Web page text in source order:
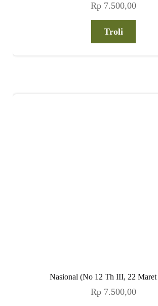
Rp 7.500,00
Troli
Nasional (No 12 Th III, 22 Maret
Rp 7.500,00